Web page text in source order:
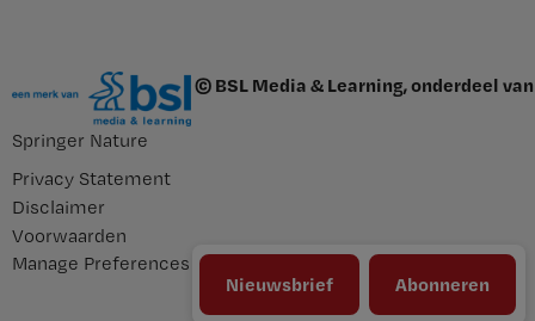
Nieuwsbrief Abonneren
© BSL Media & Learning, onderdeel van
Springer Nature
Privacy Statement
Disclaimer
Voorwaarden
Manage Preferences